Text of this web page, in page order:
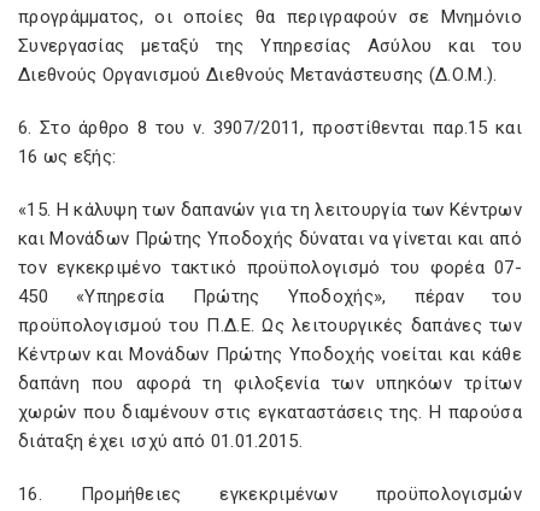
προγράμματος, οι οποίες θα περιγραφούν σε Μνημόνιο
Συνεργασίας μεταξύ της Υπηρεσίας Ασύλου και του
Διεθνούς Οργανισμού Διεθνούς Μετανάστευσης (Δ.Ο.Μ.).
6. Στο άρθρο 8 του ν. 3907/2011, προστίθενται παρ.15 και
16 ως εξής:
«15. Η κάλυψη των δαπανών για τη λειτουργία των Κέντρων
και Μονάδων Πρώτης Υποδοχής δύναται να γίνεται και από
τον εγκεκριμένο τακτικό προϋπολογισμό του φορέα 07-
450 «Υπηρεσία Πρώτης Υποδοχής», πέραν του
προϋπολογισμού του Π.Δ.Ε. Ως λειτουργικές δαπάνες των
Κέντρων και Μονάδων Πρώτης Υποδοχής νοείται και κάθε
δαπάνη που αφορά τη φιλοξενία των υπηκόων τρίτων
χωρών που διαμένουν στις εγκαταστάσεις της. Η παρούσα
διάταξη έχει ισχύ από 01.01.2015.
16. Προμήθειες εγκεκριμένων προϋπολογισμών